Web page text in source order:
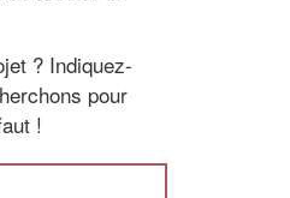
? Indiquez-
pour
!